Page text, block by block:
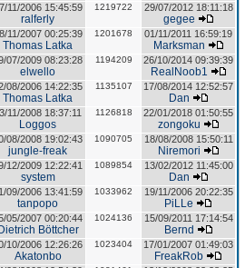
11/2006 15:45:59
ralferly
1219722 29/07/2012 18:11:18
gegee
11/2007 00:25:39
Thomas Latka
1201678 01/11/2011 16:59:19
Marksman
07/2009 08:23:28
elwello
1194209 26/10/2014 09:39:39
RealNoob1
08/2006 14:22:35
Thomas Latka
1135107 17/08/2014 12:52:57
Dan
11/2008 18:37:11
Loggos
1126818 22/01/2018 01:50:55
zongoku
08/2008 19:02:43
jungle-freak
1090705 18/08/2008 15:50:11
Niremori
12/2009 12:22:41
system
1089854 13/02/2012 11:45:00
Dan
09/2006 13:41:59
tanpopo
1033962 19/11/2006 20:22:35
PiLLe
05/2007 00:20:44
Dietrich Böttcher
1024136 15/09/2011 17:14:54
Bernd
10/2006 12:26:26
Akatonbo
1023404 17/01/2007 01:49:03
FreakRob